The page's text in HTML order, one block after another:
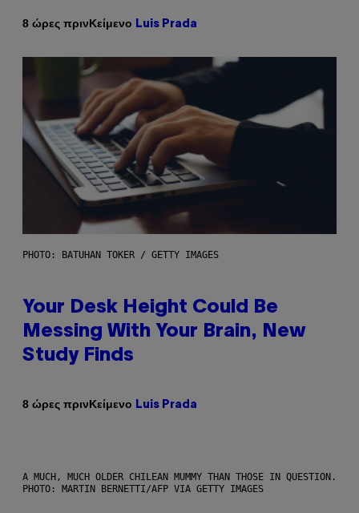
8 ώρες πρινΚείμενο Luis Prada
PHOTO: BATUHAN TOKER / GETTY IMAGES
Your Desk Height Could Be
Messing With Your Brain, New
Study Finds
8 ώρες πρινΚείμενο Luis Prada
A MUCH, MUCH OLDER CHILEAN MUMMY THAN THOSE IN QUESTION.
PHOTO: MARTIN BERNETTI/AFP VIA GETTY IMAGES